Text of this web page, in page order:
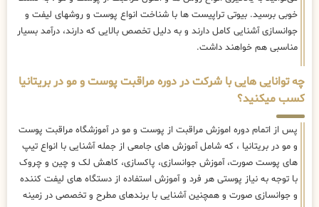
خوبی برسید. بیوتی تراپیست ها با شناخت انواع پوست و روشهای لیفت و
جوانسازی آشنایی کامل دارند و به دلیل تخصص بالایی که دارند، درآمد بسیار
مناسبی هم خواهند داشت.
چه توانایی هایی با شرکت در دوره مراقبت پوست و مو در بریتانیا
کسب میکنید؟
پس از اتمام دوره اموزش مراقبت از پوست و مو در آموزشگاه مراقبت پوست
و مو در بریتانیا ، که شامل آموزش های جامعی از جمله آشنایی با انواع تیپ
های پوست صورت، آموزش جوانسازی، پاکسازی، کاهش لک و چین و چروک
با توجه به نیاز پوستی هر فرد و آموزش استفاده از دستگاه های لیفت کننده
و جوانسازی صورت و همچنین آشنایی با برندهای مطرح و تخصصی در زمینه